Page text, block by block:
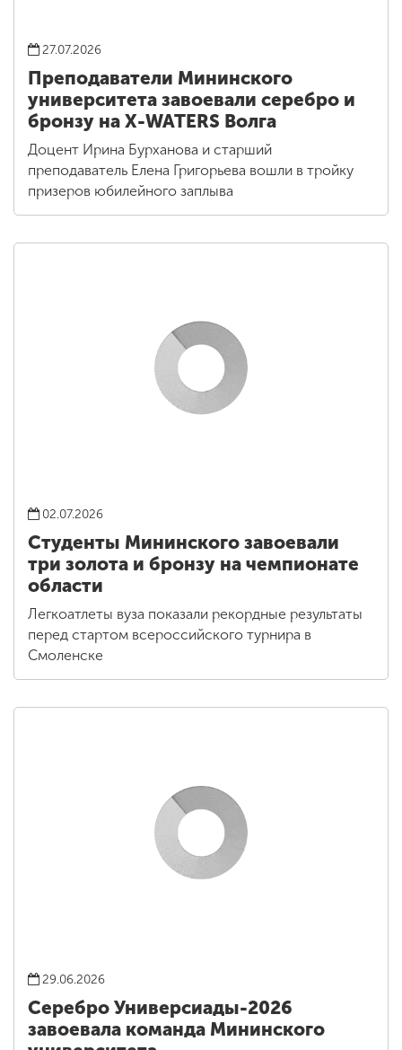
27.07.2026
Преподаватели Мининского
университета завоевали серебро и
бронзу на X-WATERS Волга
Доцент Ирина Бурханова и старший
преподаватель Елена Григорьева вошли в тройку
призеров юбилейного заплыва
02.07.2026
Студенты Мининского завоевали
три золота и бронзу на чемпионате
области
Легкоатлеты вуза показали рекордные результаты
перед стартом всероссийского турнира в
Смоленске
29.06.2026
Серебро Универсиады-2026
завоевала команда Мининского